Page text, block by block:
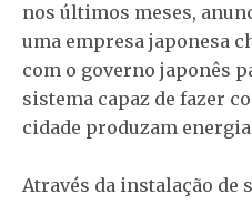
nos últimos meses,
uma empresa japonesa
com o governo japonês
sistema capaz de fazer
cidade produzam
Através da instalação de